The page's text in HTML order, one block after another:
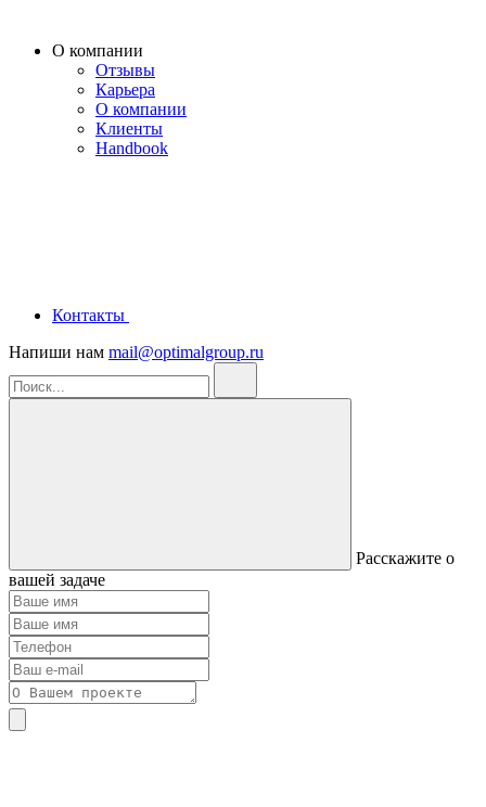
О компании
Отзывы
Карьера
О компании
Клиенты
Handbook
Контакты
Напиши нам mail@optimalgroup.ru
Расскажите о
вашей задаче